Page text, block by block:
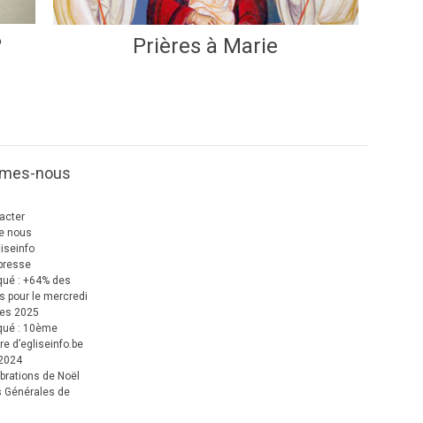
Prières à Marie
nous
nous
: +64% des
pour le mercredi
2025
: 10ème
d’egliseinfo.be
de Noël
Générales de